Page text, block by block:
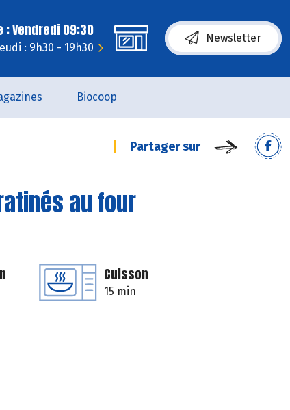
Vendredi 09:30
: 9h30 - 19h30
Newsletter
Biocoop
Partager sur
au four
Cuisson
15 min